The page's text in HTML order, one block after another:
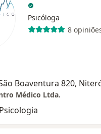
Psicóloga
8
Boaventura 820,
Médico Ltda.